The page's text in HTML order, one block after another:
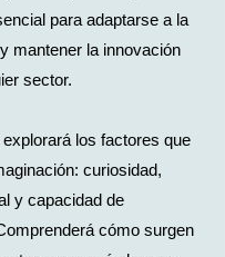
para adaptarse a la
mantener la innovación
sector.
los factores que
curiosidad,
y capacidad de
cómo surgen